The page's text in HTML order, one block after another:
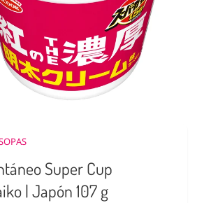
Super Cup
| Japón 107 g